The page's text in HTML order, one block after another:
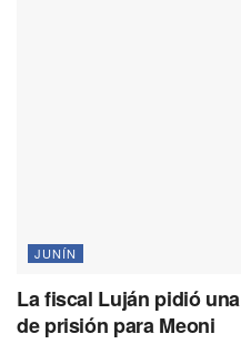
JUNÍN
La fiscal Luján pidió
de prisión para Meoni